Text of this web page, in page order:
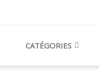
CATÉGORIES